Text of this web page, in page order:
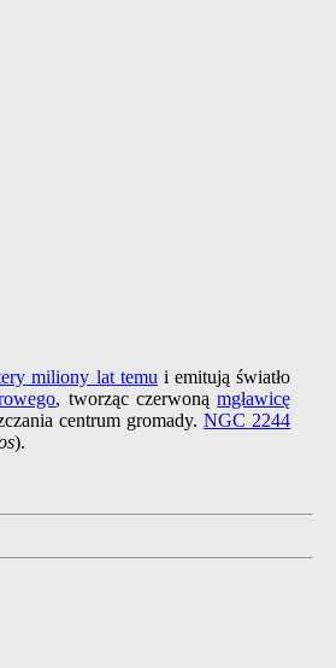
miliony lat temu i emitują światło
, tworząc czerwonąmgławicę
centrum gromady.NGC 2244
).